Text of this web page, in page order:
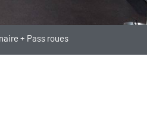
+ Pass roues